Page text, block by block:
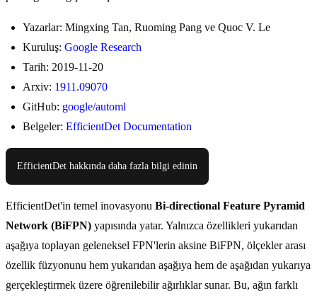
Yazarlar: Mingxing Tan, Ruoming Pang ve Quoc V. Le
Kuruluş: Google Research
Tarih: 2019-11-20
Arxiv: 1911.09070
GitHub: google/automl
Belgeler: EfficientDet Documentation
EfficientDet hakkında daha fazla bilgi edinin
EfficientDet'in temel inovasyonu Bi-directional Feature Pyramid
Network (BiFPN) yapısında yatar. Yalnızca özellikleri yukarıdan
aşağıya toplayan geleneksel FPN'lerin aksine BiFPN, ölçekler arası
özellik füzyonunu hem yukarıdan aşağıya hem de aşağıdan yukarıya
gerçekleştirmek üzere öğrenilebilir ağırlıklar sunar. Bu, ağın farklı